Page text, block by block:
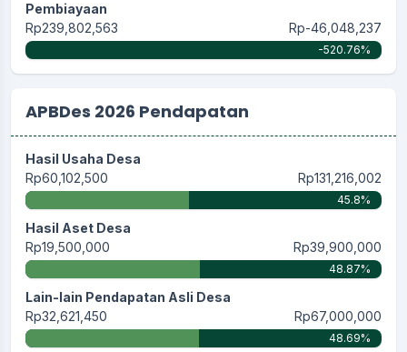
Pembiayaan
Rp239,802,563
Rp-46,048,237
-520.76%
APBDes 2026 Pendapatan
Hasil Usaha Desa
Rp60,102,500
Rp131,216,002
45.8%
Hasil Aset Desa
Rp19,500,000
Rp39,900,000
48.87%
Lain-lain Pendapatan Asli Desa
Rp32,621,450
Rp67,000,000
48.69%